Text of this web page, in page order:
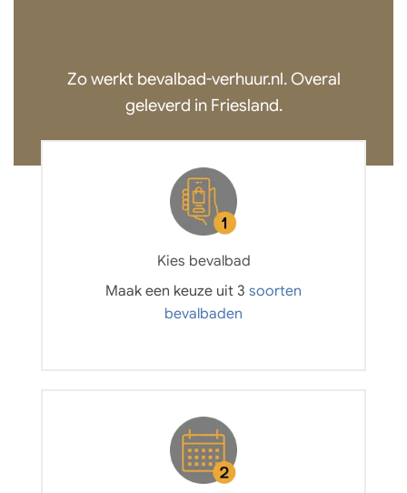
Zo werkt bevalbad-verhuur.nl. Overal
geleverd in Friesland.
Kies bevalbad
Maak een keuze uit 3 soorten
bevalbaden